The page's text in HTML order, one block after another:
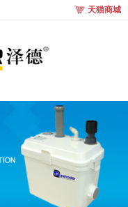
天猫商城